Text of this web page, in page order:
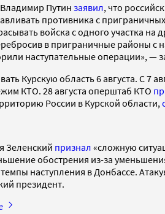
Путин заявил, что
противника с
войска с одного участка
в приграничные районы с
наступательные операции», —
Курскую область 6 августа. С 7
КТО. 28 августа оперштаб КТО
России в Курской области,
Зеленский признал «сложную
обострения из-за
наступления в Донбассе.
президент.